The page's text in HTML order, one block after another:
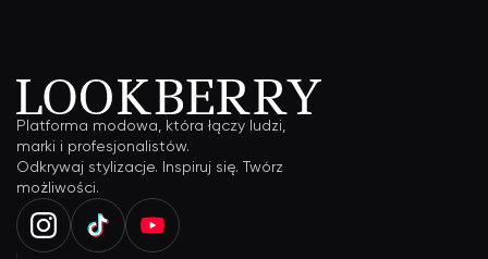
Platforma modowa, która łączy ludzi,
marki i profesjonalistów.
Odkrywaj stylizacje. Inspiruj się. Twórz
możliwości.